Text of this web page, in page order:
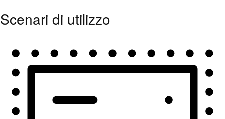
Scenari di utilizzo